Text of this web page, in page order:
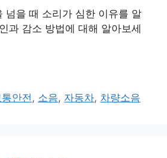
넘을 때 소리가 심한 이유를 알
과 감소 방법에 대해 알아보세
통안전 , 소음, 자동차, 차량소음